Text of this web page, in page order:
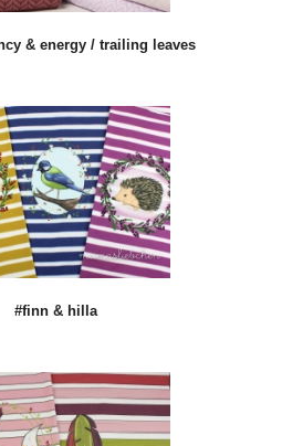
& energy / trailing leaves
#finn & hilla